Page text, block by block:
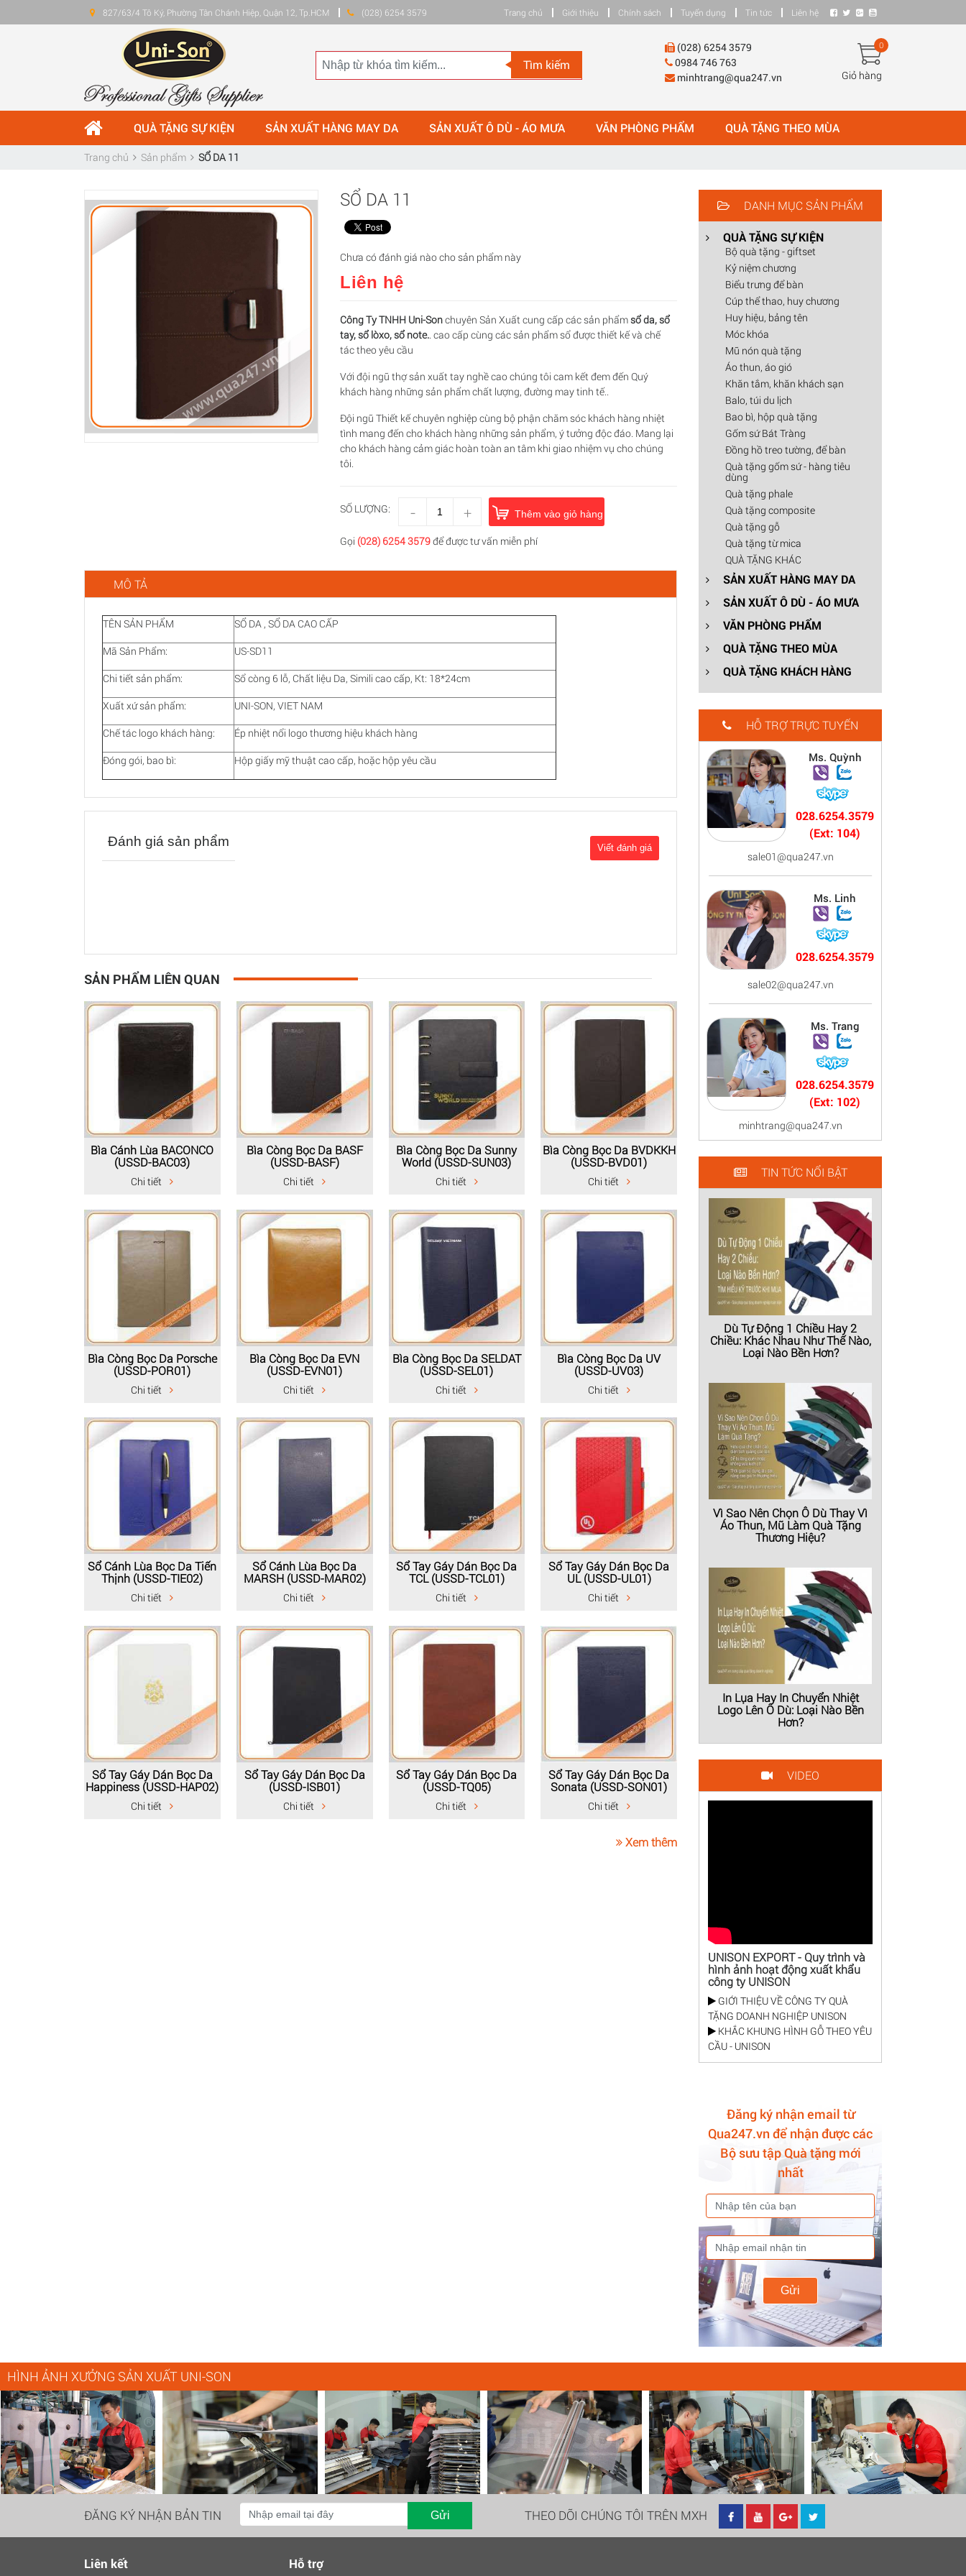
827/63/4 Tô Ký, Phường Tân Chánh Hiệp, Quận 12, Tp.HCM (028) 6254 3579 Trang chủ Giới thiệu Chính sách Tuyển dụng Tin tức Liên hệ
Tìm kiếm
(028) 6254 3579
0984 746 763
minhtrang@qua247.vn
0
Giỏ hàng
QUÀ TẶNG SỰ KIỆN SẢN XUẤT HÀNG MAY DA SẢN XUẤT Ô DÙ - ÁO MƯA VĂN PHÒNG PHẨM QUÀ TẶNG THEO MÙA
Trang chủ Sản phẩm SỔ DA 11
SỔ DA 11
Chưa có đánh giá nào cho sản phẩm này
Liên hệ
Công Ty TNHH Uni-Sonchuyên Sản Xuất cung cấp các sản phẩmsổ da, sổ
tay, sổ lòxo, sổ note.. cao cấp cùng các sản phẩm sổ được thiết kế và chế
tác theo yêu cầu
Với đội ngũ thợ sản xuất tay nghề cao chúng tôi cam kết đem đến Quý
khách hàng những sản phẩm chất lượng, đường may tinh tế..
Đội ngũ Thiết kế chuyên nghiệp cùng bộ phận chăm sóc khách hàng nhiệt
tình mang đến cho khách hàng những sản phẩm, ý tưởng độc đáo. Mang lại
cho khách hàng cảm giác hoàn toàn an tâm khi giao nhiệm vụ cho chúng
tôi.
SỐ LƯỢNG: - + Thêm vào giỏ hàng
Gọi (028) 6254 3579để được tư vấn miễn phí
MÔ TẢ
TÊN SẢN PHẨM
SỔ DA , SỔ DA CAO CẤP
Mã Sản Phẩm:
US-SD11
Chi tiết sản phẩm:
Sổ còng 6 lỗ, Chất liệu Da, Simili cao cấp, Kt: 18*24cm
Xuất xứ sản phẩm:
UNI-SON, VIET NAM
Chế tác logo khách hàng:
Ép nhiệt nổi logo thương hiệu khách hàng
Đóng gói, bao bì:
Hộp giấy mỹ thuật cao cấp, hoặc hộp yêu cầu
Đánh giá sản phẩm
SẢN PHẨM LIÊN QUAN
Bìa Cánh Lùa BACONCO
(USSD-BAC03)
Chi tiết
Bìa Còng Bọc Da BASF
(USSD-BASF)
Chi tiết
Bìa Còng Bọc Da Sunny
World (USSD-SUN03)
Chi tiết
Bìa Còng Bọc Da BVDKKH
(USSD-BVD01)
Chi tiết
Bìa Còng Bọc Da Porsche
(USSD-POR01)
Chi tiết
Bìa Còng Bọc Da EVN
(USSD-EVN01)
Chi tiết
Bìa Còng Bọc Da SELDAT
(USSD-SEL01)
Chi tiết
Bìa Còng Bọc Da UV
(USSD-UV03)
Chi tiết
Sổ Cánh Lùa Bọc Da Tiến
Thịnh (USSD-TIE02)
Chi tiết
Sổ Cánh Lùa Bọc Da
MARSH (USSD-MAR02)
Chi tiết
Sổ Tay Gáy Dán Bọc Da
TCL (USSD-TCL01)
Chi tiết
Sổ Tay Gáy Dán Bọc Da
UL (USSD-UL01)
Chi tiết
Sổ Tay Gáy Dán Bọc Da
Happiness (USSD-HAP02)
Chi tiết
Sổ Tay Gáy Dán Bọc Da
(USSD-ISB01)
Chi tiết
Sổ Tay Gáy Dán Bọc Da
(USSD-TQ05)
Chi tiết
Sổ Tay Gáy Dán Bọc Da
Sonata (USSD-SON01)
Chi tiết
Xem thêm
DANH MỤC SẢN PHẨM
QUÀ TẶNG SỰ KIỆN
Bộ quà tặng - giftset
Kỷ niệm chương
Biểu trưng để bàn
Cúp thể thao, huy chương
Huy hiệu, bảng tên
Móc khóa
Mũ nón quà tặng
Áo thun, áo gió
Khăn tắm, khăn khách sạn
Balo, túi du lịch
Bao bì, hộp quà tặng
Gốm sứ Bát Tràng
Đồng hồ treo tường, để bàn
Quà tặng gốm sứ - hàng tiêu
dùng
Quà tặng phale
Quà tặng composite
Quà tặng gỗ
Quà tặng từ mica
QUÀ TẶNG KHÁC
SẢN XUẤT HÀNG MAY DA
SẢN XUẤT Ô DÙ - ÁO MƯA
VĂN PHÒNG PHẨM
QUÀ TẶNG THEO MÙA
QUÀ TẶNG KHÁCH HÀNG
HỖ TRỢ TRỰC TUYẾN
Ms. Quỳnh
028.6254.3579
(Ext: 104)
sale01@qua247.vn
Ms. Linh
028.6254.3579
sale02@qua247.vn
Ms. Trang
028.6254.3579
(Ext: 102)
minhtrang@qua247.vn
TIN TỨC NỔI BẬT
Dù Tự Động 1 Chiều Hay 2
Chiều: Khác Nhau Như Thế Nào,
Loại Nào Bền Hơn?
Vì Sao Nên Chọn Ô Dù Thay Vì
Áo Thun, Mũ Làm Quà Tặng
Thương Hiệu?
In Lụa Hay In Chuyển Nhiệt
Logo Lên Ô Dù: Loại Nào Bền
Hơn?
VIDEO
UNISON EXPORT - Quy trình và
hình ảnh hoạt động xuất khẩu
công ty UNISON
GIỚI THIỆU VỀ CÔNG TY QUÀ
TẶNG DOANH NGHIỆP UNISON
KHẮC KHUNG HÌNH GỖ THEO YÊU
CẦU - UNISON
Đăng ký nhận email từ
Qua247.vn để nhận được các
Bộ sưu tập Quà tặng mới
nhất
Gửi
HÌNH ẢNH XƯỞNG SẢN XUẤT UNI-SON
ĐĂNG KÝ NHẬN BẢN TIN Gửi THEO DÕI CHÚNG TÔI TRÊN MXH
Liên kết Hỗ trợ